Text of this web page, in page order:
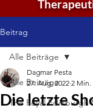
Beitrag
Alle Beiträge
The Royal Edinburgh
Alle Beiträge
Die letzte
Dagmar Pesta
27. Aug. 2022 2 Min.